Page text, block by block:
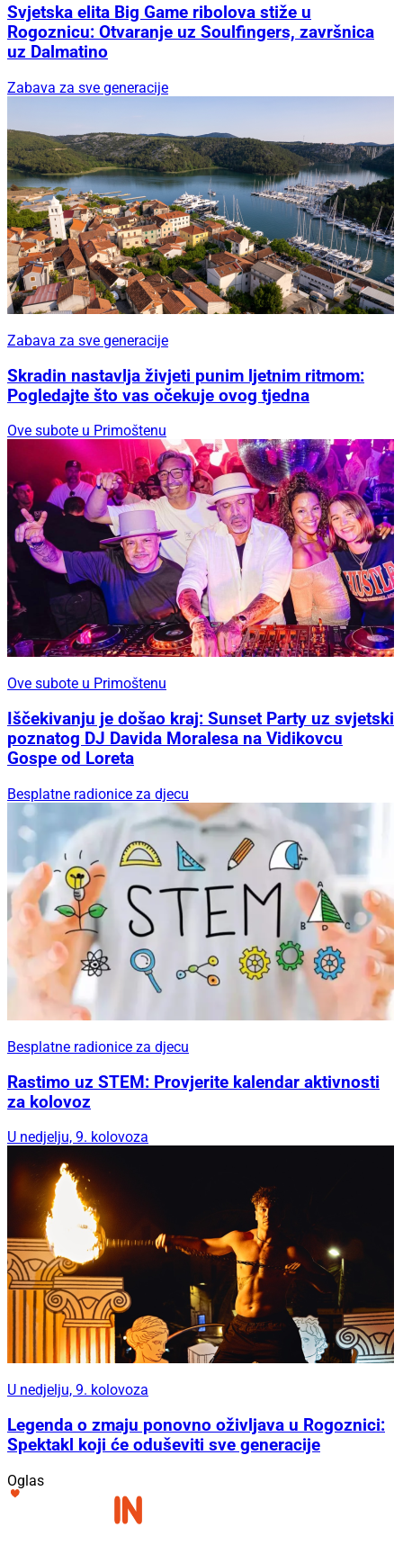
Svjetska elita Big Game ribolova stiže u
Rogoznicu: Otvaranje uz Soulfingers, završnica
uz Dalmatino
Zabava za sve generacije
Zabava za sve generacije
Skradin nastavlja živjeti punim ljetnim ritmom:
Pogledajte što vas očekuje ovog tjedna
Ove subote u Primoštenu
Ove subote u Primoštenu
Iščekivanju je došao kraj: Sunset Party uz svjetski
poznatog DJ Davida Moralesa na Vidikovcu
Gospe od Loreta
Besplatne radionice za djecu
Besplatne radionice za djecu
Rastimo uz STEM: Provjerite kalendar aktivnosti
za kolovoz
U nedjelju, 9. kolovoza
U nedjelju, 9. kolovoza
Legenda o zmaju ponovno oživljava u Rogoznici:
Spektakl koji će oduševiti sve generacije
Oglas